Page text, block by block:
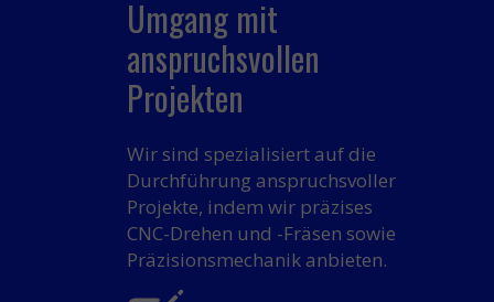
Wir sind spezialisiert aufdie
Durchführung anspruchsvoller
Projekte, indem wir präzises
CNC-Drehen und -Fräsen sowie
Präzisionsmechanik anbieten.
Umgang mit
anspruchsvollen
Projekten